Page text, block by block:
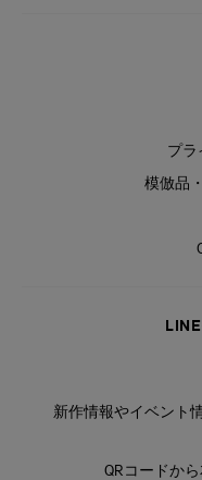
プラ
模倣品
新作情報やイベント
QRコードか